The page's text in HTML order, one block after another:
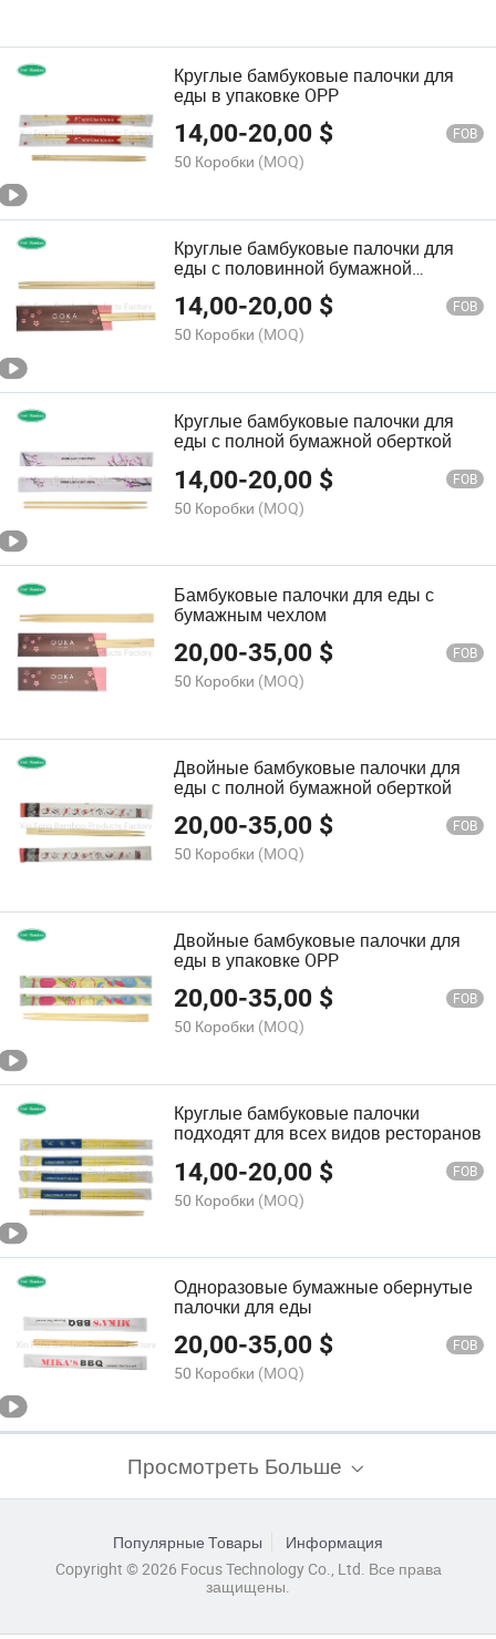
Круглые бамбуковые палочки для
еды в упаковке OPP
14,00-20,00 $ FOB
50 Коробки (MOQ)
Круглые бамбуковые палочки для
еды с половинной бумажной
14,00-20,00 $ FOB
50 Коробки (MOQ)
Круглые бамбуковые палочки для
еды с полной бумажной оберткой
14,00-20,00 $ FOB
50 Коробки (MOQ)
Бамбуковые палочки для еды с
бумажным чехлом
20,00-35,00 $ FOB
50 Коробки (MOQ)
Двойные бамбуковые палочки для
еды с полной бумажной оберткой
20,00-35,00 $ FOB
50 Коробки (MOQ)
Двойные бамбуковые палочки для
еды в упаковке OPP
20,00-35,00 $ FOB
50 Коробки (MOQ)
Круглые бамбуковые палочки
подходят для всех видов ресторанов
14,00-20,00 $ FOB
50 Коробки (MOQ)
Одноразовые бумажные обернутые
палочки для еды
20,00-35,00 $ FOB
50 Коробки (MOQ)
Просмотреть Больше
Популярные Товары
Информация
Copyright © 2026 Focus Technology Co., Ltd. Все права
защищены.